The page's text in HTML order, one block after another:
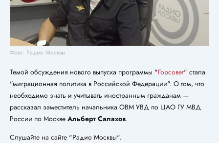
Фото: Радио Москвы
Темой обсуждения нового выпуска программы "Горсовет" стала
"миграционная политика в Российской Федерации". О том, что
необходимо знать и учитывать иностранным гражданам —
рассказал заместитель начальника ОВМ УВД по ЦАО ГУ МВД
России по Москве Альберт Салахов.
Слушайте на сайте "Радио Москвы".